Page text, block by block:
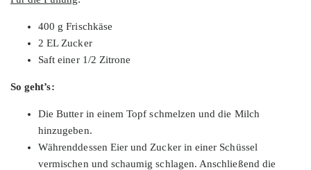
400 g Frischkäse
2 EL Zucker
Saft einer 1/2 Zitrone
So geht’s:
Die Butter in einem Topf schmelzen und die Milch
hinzugeben.
Währenddessen Eier und Zucker in einer Schüssel
vermischen und schaumig schlagen. Anschließend die